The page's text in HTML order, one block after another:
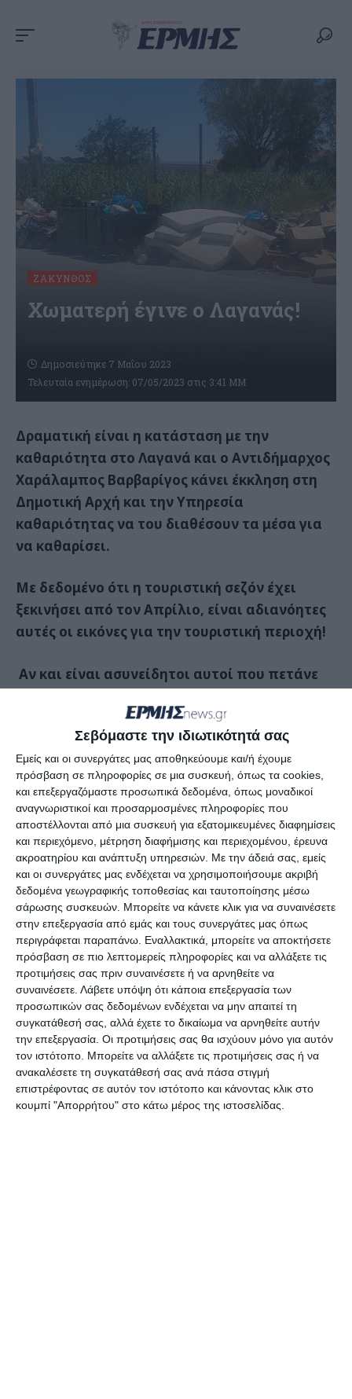
Σεβόμαστε την ιδιωτικότητά σας
Εμείς και οι συνεργάτες μας αποθηκεύουμε και/ή έχουμε
πρόσβαση σε πληροφορίες σε μια συσκευή, όπως τα cookies,
και επεξεργαζόμαστε προσωπικά δεδομένα, όπως μοναδικοί
αναγνωριστικοί και προσαρμοσμένες πληροφορίες που
αποστέλλονται από μια συσκευή για εξατομικευμένες διαφημίσεις
και περιεχόμενο, μέτρηση διαφήμισης και περιεχομένου, έρευνα
ακροατηρίου και ανάπτυξη υπηρεσιών. Με την άδειά σας, εμείς
και οι συνεργάτες μας ενδέχεται να χρησιμοποιήσουμε ακριβή
δεδομένα γεωγραφικής τοποθεσίας και ταυτοποίησης μέσω
σάρωσης συσκευών. Μπορείτε να κάνετε κλικ για να συναινέσετε
στην επεξεργασία από εμάς και τους συνεργάτες μας όπως
περιγράφεται παραπάνω. Εναλλακτικά, μπορείτε να αποκτήσετε
πρόσβαση σε πιο λεπτομερείς πληροφορίες και να αλλάξετε τις
προτιμήσεις σας πριν συναινέσετε ή να αρνηθείτε να
συναινέσετε. Λάβετε υπόψη ότι κάποια επεξεργασία των
προσωπικών σας δεδομένων ενδέχεται να μην απαιτεί τη
συγκατάθεσή σας, αλλά έχετε το δικαίωμα να αρνηθείτε αυτήν
την επεξεργασία. Οι προτιμήσεις σας θα ισχύουν μόνο για αυτόν
τον ιστότοπο. Μπορείτε να αλλάξετε τις προτιμήσεις σας ή να
ανακαλέσετε τη συγκατάθεσή σας ανά πάσα στιγμή
επιστρέφοντας σε αυτόν τον ιστότοπο και κάνοντας κλικ στο
κουμπί "Απορρήτου" στο κάτω μέρος της ιστοσελίδας.
ΖΆΚΥΝΘΟΣ
Χωματερή έγινε ο Λαγανάς!
Τελευταία ενημέρωση: 07/05/2023 στις 3:41 ΜΜ
Δημοσιεύτηκε 7 Μαΐου 2023
Δραματική είναι η κατάσταση με την
καθαριότητα στο Λαγανά και ο Αντιδήμαρχος
Χαράλαμπος Βαρβαρίγος κάνει έκκληση στη
Δημοτική Αρχή και την Υπηρεσία
καθαριότητας να του διαθέσουν τα μέσα για
να καθαρίσει.
Με δεδομένο ότι η τουριστική σεζόν έχει
ξεκινήσει από τον Απρίλιο, είναι αδιανόητες
αυτές οι εικόνες για την τουριστική περιοχή!
Αν και είναι ασυνείδητοι αυτοί που πετάνε
οφείλει να κάνει ότι μπορεί για να καθαρίσει
και μάλιστα να μην εγκαταλείπει τις περιοχές
από τις οποίες διέρχονται εκατοντάδες
τουρίστες γιατί είναι στην καρδιά της
τουριστικής ζώνης.
Ο Αντιδήμαρχος δήλωσε ότι η κατάσταση
είναι απελπιστική και επανέλαβε πως ο
Δήμος και ο ίδιος ο Δήμαρχος πρέπει να
αναλάβει πρωτοβουλία και να στείλει
οχήματα για να μαζέψουν τα σκουπίδια.
Αφήστε ένα σχόλιο
ΔΙΑΒΆΣΤΕ ΕΠΊΣΗΣ